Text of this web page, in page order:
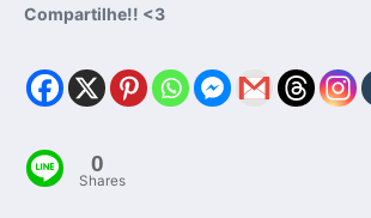
Compartilhe!! <3
0
Shares